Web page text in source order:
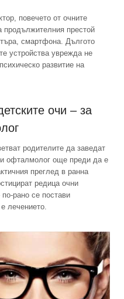
повечето от очните
продължителния престой
смартфона. Дългото
устройства уврежда не
развитие на
очи – за
родителите да заведат
офталмолог още преди да е
преглед в ранна
редица очни
рано се постави
лечението.